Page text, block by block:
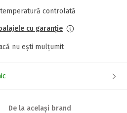
controlată
cu garanție
nu ești mulțumit
De la același brand